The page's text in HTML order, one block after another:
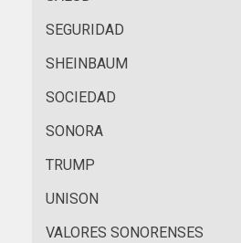
SEGURIDAD
SHEINBAUM
SOCIEDAD
SONORA
TRUMP
UNISON
VALORES SONORENSES